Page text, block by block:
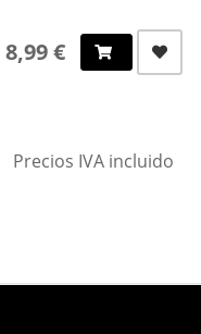
8,99 €
Precios IVA incluido